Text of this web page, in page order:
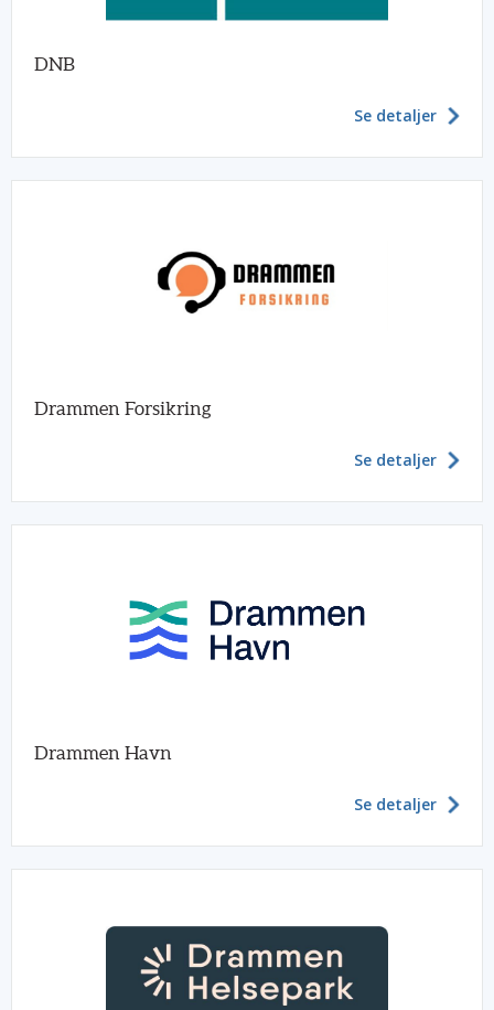
DNB
Se detaljer
Drammen Forsikring
Se detaljer
Drammen Havn
Se detaljer